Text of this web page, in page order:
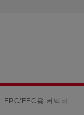
FPC/FFC용 커넥터